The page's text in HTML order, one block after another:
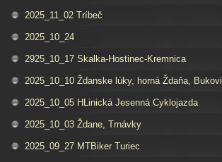
2025_11_02 Tríbeč
2025_10_24
2925_10_17 Skalka-Hostinec-Kremnica
2025_10_10 Ždanske lúky, horná Ždaňa,
2025_10_05 HLinická Jesenná Cyklojazda
2025_10_03 Ždane, Trnávky
2025_09_27 MTBiker Turiec